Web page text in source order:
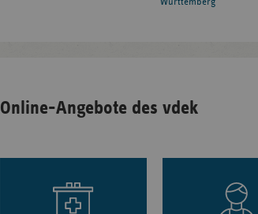
Württemberg
Online-Angebote des vdek